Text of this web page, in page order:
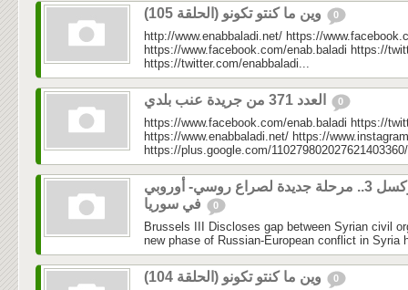
0
http://www.enabbaladi.net/ https://
https://www.facebook.com/enab.baladi https://
https://twitter.com/enabbaladi...
0
https://www.facebook.com/enab.baladi https://
https://www.enabbaladi.net/ https://
https://plus.google.com/
بروكسل 3.. مرحلة جديدة لصراع روسي- أوروبي
0
Brussels III Discloses gap between Syrian civil
new phase of Russian-European conflict in Syria
0